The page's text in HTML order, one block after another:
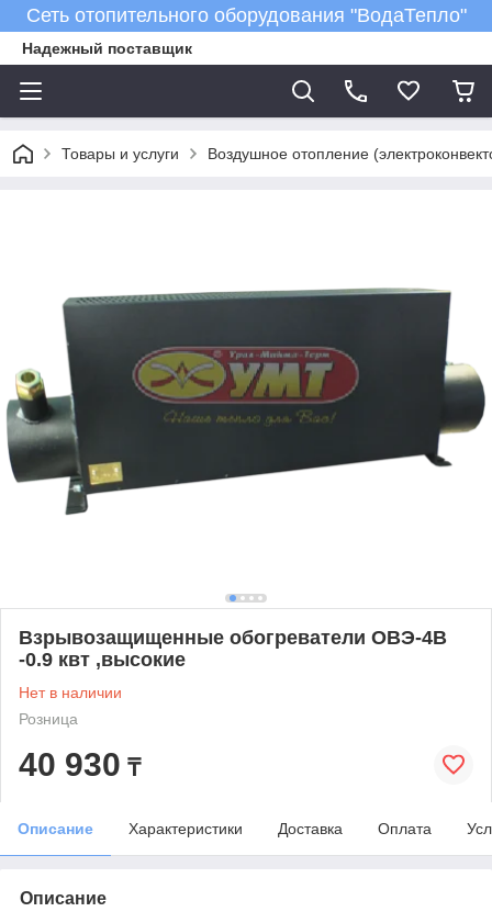
Сеть отопительного оборудования "ВодаТепло"
Надежный поставщик
Товары и услуги Воздушное отопление
Взрывозащищенные обогреватели ОВЭ-4В
-0.9 квт ,высокие
Нет в наличии
Розница
40 930 ₸
Описание Характеристики Доставка Оплата
Описание